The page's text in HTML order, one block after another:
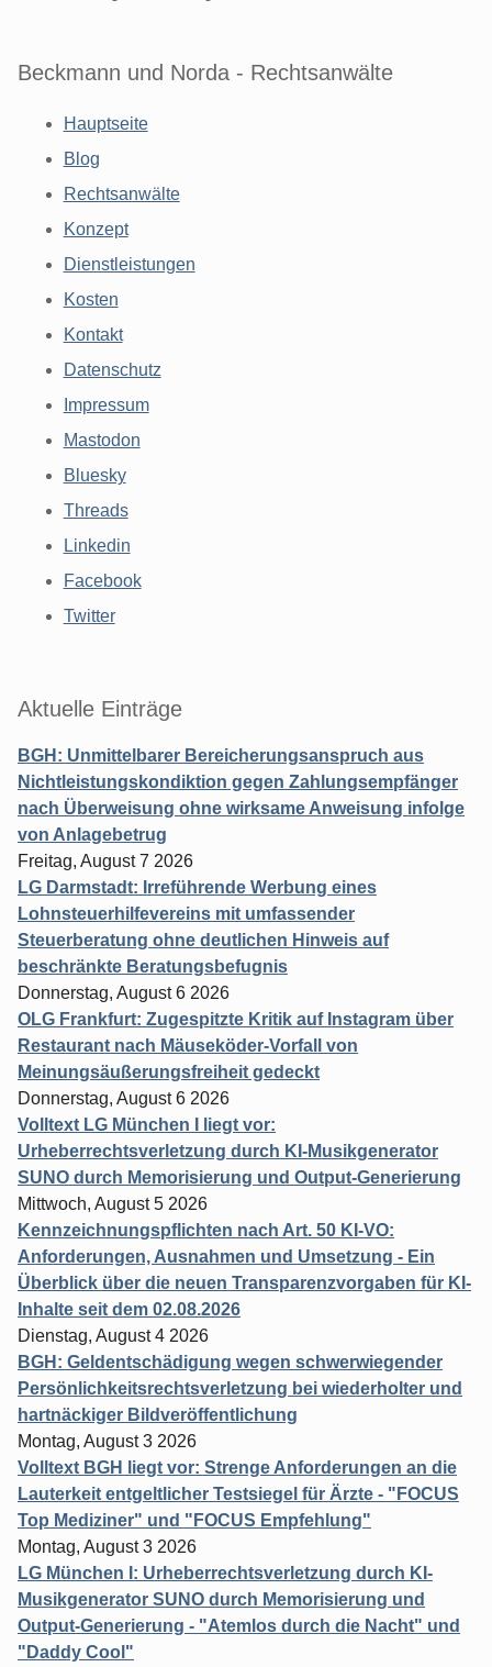
Beckmann und Norda - Rechtsanwälte
Hauptseite
Blog
Rechtsanwälte
Konzept
Dienstleistungen
Kosten
Kontakt
Datenschutz
Impressum
Mastodon
Bluesky
Threads
Linkedin
Facebook
Twitter
Aktuelle Einträge
BGH: Unmittelbarer Bereicherungsanspruch aus
Nichtleistungskondiktion gegen Zahlungsempfänger
nach Überweisung ohne wirksame Anweisung infolge
von Anlagebetrug
Freitag, August 7 2026
LG Darmstadt: Irreführende Werbung eines
Lohnsteuerhilfevereins mit umfassender
Steuerberatung ohne deutlichen Hinweis auf
beschränkte Beratungsbefugnis
Donnerstag, August 6 2026
OLG Frankfurt: Zugespitzte Kritik auf Instagram über
Restaurant nach Mäuseköder-Vorfall von
Meinungsäußerungsfreiheit gedeckt
Donnerstag, August 6 2026
Volltext LG München I liegt vor:
Urheberrechtsverletzung durch KI-Musikgenerator
SUNO durch Memorisierung und Output-Generierung
Mittwoch, August 5 2026
Kennzeichnungspflichten nach Art. 50 KI-VO:
Anforderungen, Ausnahmen und Umsetzung - Ein
Überblick über die neuen Transparenzvorgaben für KI-
Inhalte seit dem 02.08.2026
Dienstag, August 4 2026
BGH: Geldentschädigung wegen schwerwiegender
Persönlichkeitsrechtsverletzung bei wiederholter und
hartnäckiger Bildveröffentlichung
Montag, August 3 2026
Volltext BGH liegt vor: Strenge Anforderungen an die
Lauterkeit entgeltlicher Testsiegel für Ärzte - "FOCUS
Top Mediziner" und "FOCUS Empfehlung"
Montag, August 3 2026
LG München I: Urheberrechtsverletzung durch KI-
Musikgenerator SUNO durch Memorisierung und
Output-Generierung - "Atemlos durch die Nacht" und
"Daddy Cool"